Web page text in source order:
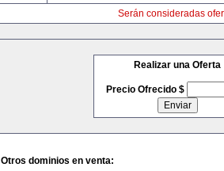
Serán consideradas
Realizar una Oferta
Precio Ofrecido $
Otros dominios en venta: